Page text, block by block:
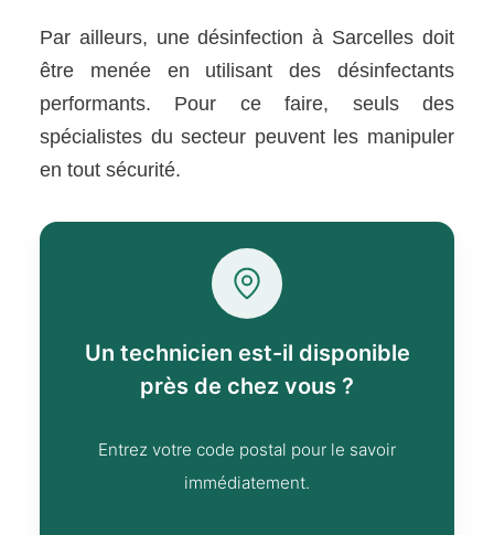
Par ailleurs, une désinfection à Sarcelles doit
être menée en utilisant des désinfectants
performants. Pour ce faire, seuls des
spécialistes du secteur peuvent les manipuler
en tout sécurité.
Un technicien est-il disponible
près de chez vous ?
Entrez votre code postal pour le savoir
immédiatement.